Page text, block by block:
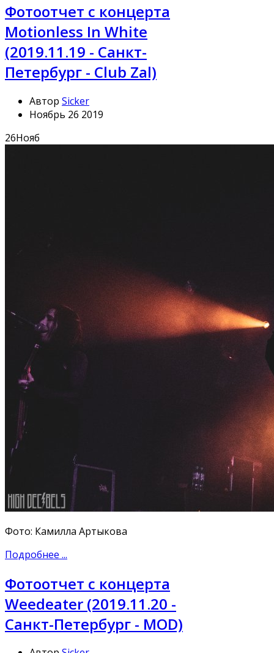
Фотоотчет с концерта
Motionless In White
(2019.11.19 - Санкт-
Петербург - Club Zal)
Автор Sicker
Ноябрь 26 2019
26Нояб
Фото: Камилла Артыкова
Подробнее ...
Фотоотчет с концерта
Weedeater (2019.11.20 -
Санкт-Петербург - MOD)